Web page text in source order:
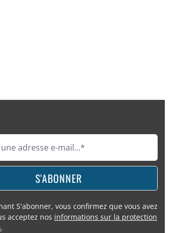
S'ABONNER
S'abonner, vous confirmez que vous avez
acceptez nos informations sur la protection
.